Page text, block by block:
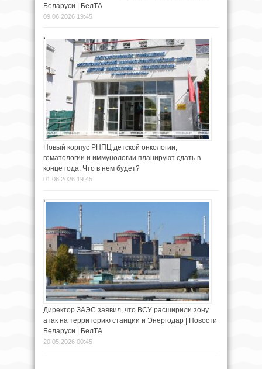
Беларуси | БелТА
09.06.2026 19:45
Новый корпус РНПЦ детской онкологии,
гематологии и иммунологии планируют сдать в
конце года. Что в нем будет?
01.06.2026 19:45
Директор ЗАЭС заявил, что ВСУ расширили зону
атак на территорию станции и Энергодар | Новости
Беларуси | БелТА
20.05.2026 00:45